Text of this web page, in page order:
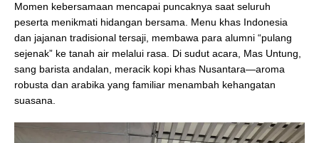
Momen kebersamaan mencapai puncaknya saat seluruh
peserta menikmati hidangan bersama. Menu khas Indonesia
dan jajanan tradisional tersaji, membawa para alumni “pulang
sejenak” ke tanah air melalui rasa. Di sudut acara, Mas Untung,
sang barista andalan, meracik kopi khas Nusantara—aroma
robusta dan arabika yang familiar menambah kehangatan
suasana.